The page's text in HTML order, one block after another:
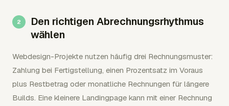
Den richtigen Abrechnungsrhythmus
wählen
Webdesign-Projekte nutzen häufig drei Rechnungsmuster:
Zahlung bei Fertigstellung, einen Prozentsatz im Voraus
plus Restbetrag oder monatliche Rechnungen für längere
Builds. Eine kleinere Landingpage kann mit einer Rechnung